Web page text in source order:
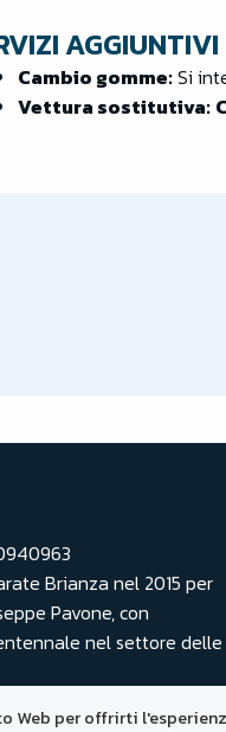
AGGIUNTIVI
Cambio gomme:Si
Vettura sostitutiva:
Brianza nel 2015 per
Pavone, con
nel settore delle
Web per offrirti